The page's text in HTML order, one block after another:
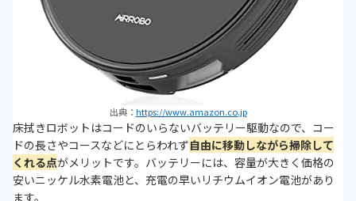
出典： https://www.amazon.co.jp
床拭きロボットはコードのいらないバッテリー駆動なので、コー
ドの長さやコースなどにとらわれず自由に移動しながら掃除して
くれる点がメリットです。バッテリーには、容量が大きく価格の
安いニッケル水素電池と、充電の早いリチウムイオン電池があり
ます。